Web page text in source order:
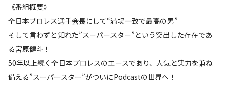
《番組概要》
全日本プロレス選手会長にして“満場一致で最高の男”
そして言わずと知れた”スーパースター”という突出した存在であ
る宮原健斗！
50年以上続く全日本プロレスのエースであり、人気と実力を兼ね
備える”スーパースター”がついにPodcastの世界へ！